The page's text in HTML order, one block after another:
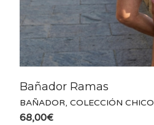
Bañador Ramas
BAÑADOR, COLECCIÓN CHICO
68,00€